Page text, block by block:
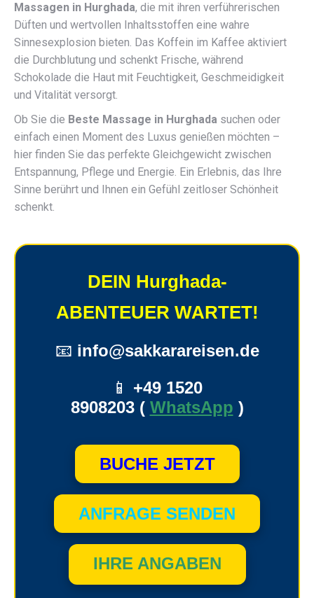
Massagen in Hurghada, die mit ihren verführerischen
Düften und wertvollen Inhaltsstoffen eine wahre
Sinnesexplosion bieten. Das Koffein im Kaffee aktiviert
die Durchblutung und schenkt Frische, während
Schokolade die Haut mit Feuchtigkeit, Geschmeidigkeit
und Vitalität versorgt.
Ob Sie die Beste Massage in Hurghada suchen oder
einfach einen Moment des Luxus genießen möchten –
hier finden Sie das perfekte Gleichgewicht zwischen
Entspannung, Pflege und Energie. Ein Erlebnis, das Ihre
Sinne berührt und Ihnen ein Gefühl zeitloser Schönheit
schenkt.
DEIN Hurghada-
ABENTEUER WARTET!
📧 info@sakkarareisen.de
📱 +49 1520
8908203 ( WhatsApp )
BUCHE JETZT
ANFRAGE SENDEN
IHRE ANGABEN